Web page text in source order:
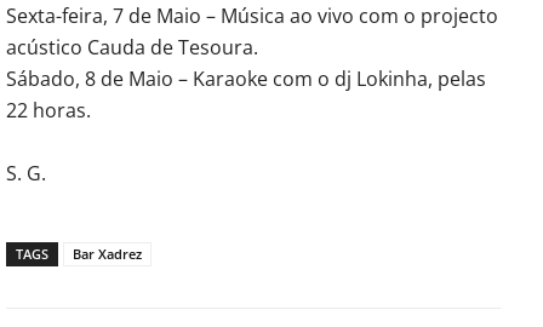
Sexta-feira, 7 de Maio – Música ao vivo com o projecto
acústico Cauda de Tesoura.
Sábado, 8 de Maio – Karaoke com o dj Lokinha, pelas
22 horas.
S. G.
TAGS Bar Xadrez